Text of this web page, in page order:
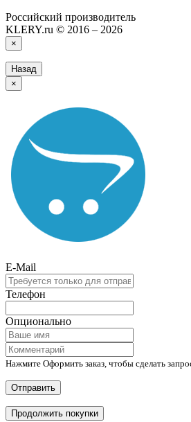
Российский производитель
KLERY.ru © 2016 – 2026
×
Назад
×
E-Mail
Телефон
Опционально
Нажмите Оформить заказ, чтобы сделать
Отправить
Продолжить покупки